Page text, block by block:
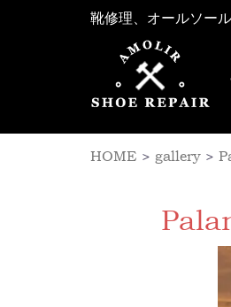
靴修理、オールソー
HOME > gallery >